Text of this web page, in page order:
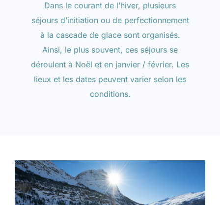
Dans le courant de l’hiver, plusieurs
séjours d’initiation ou de perfectionnement
à la cascade de glace sont organisés.
Ainsi, le plus souvent, ces séjours se
déroulent à Noël et en janvier / février. Les
lieux et les dates peuvent varier selon les
conditions.